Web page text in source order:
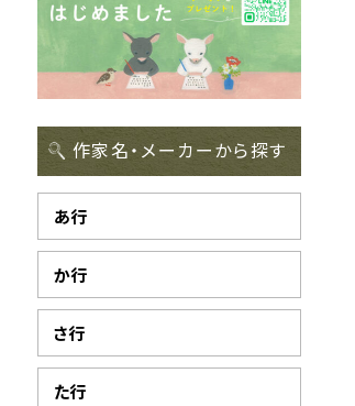
作家名・メーカーから探す
あ行
か行
さ行
た行